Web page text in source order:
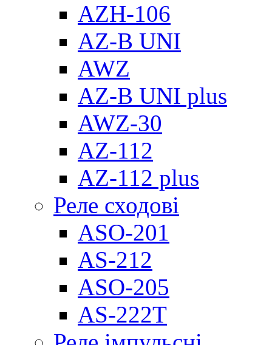
AZH-106
AZ-B UNI
AWZ
AZ-B UNI plus
AWZ-30
AZ-112
AZ-112 plus
Реле сходові
ASO-201
AS-212
ASO-205
AS-222T